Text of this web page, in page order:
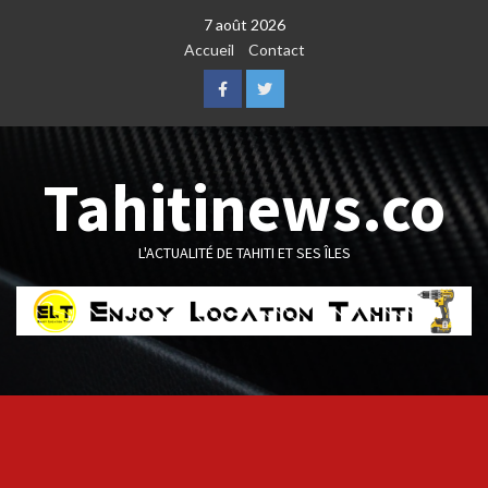
7 août 2026
Accueil
Contact
FacebookTwitter
Tahitinews.co
L'ACTUALITÉ DE TAHITI ET SES ÎLES